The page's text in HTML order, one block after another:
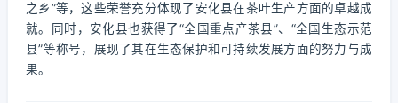
之乡”等，这些荣誉充分体现了安化县在茶叶生产方面的卓越成
就。同时，安化县也获得了“全国重点产茶县”、“全国生态示范
县”等称号，展现了其在生态保护和可持续发展方面的努力与成
果。